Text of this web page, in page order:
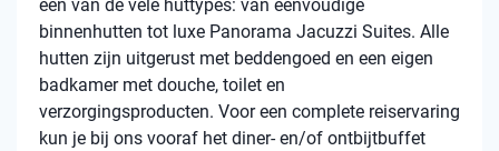
een van de vele huttypes: van eenvoudige
binnenhutten tot luxe Panorama Jacuzzi Suites. Alle
hutten zijn uitgerust met beddengoed en een eigen
badkamer met douche, toilet en
verzorgingsproducten. Voor een complete reiservaring
kun je bij ons vooraf het diner- en/of ontbijtbuffet